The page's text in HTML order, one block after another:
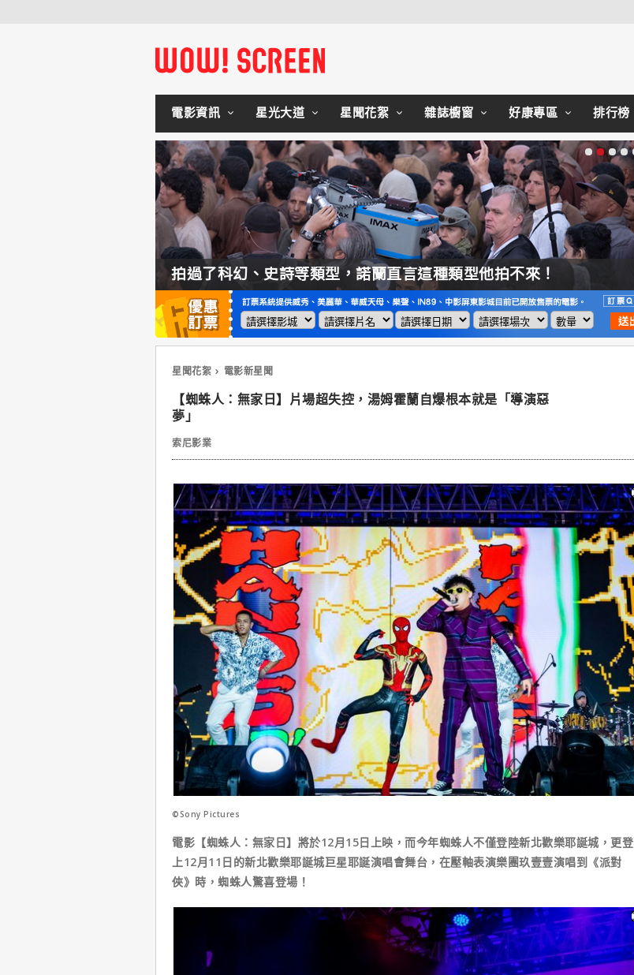
電影資訊 星光大道 星聞花絮 雜誌櫥窗 好康專區 排行榜
拍過了科幻、史詩等類型，諾蘭直言這種類型他拍不來！
星聞花絮 電影新星聞
【蜘蛛人：無家日】片場超失控，湯姆霍蘭自爆根本就是「導演惡
夢」
索尼影業
©Sony Pictures
電影【蜘蛛人：無家日】將於12月15日上映，而今年蜘蛛人不僅登陸新北歡樂耶誕城，更登
上12月11日的新北歡樂耶誕城巨星耶誕演唱會舞台，在壓軸表演樂團玖壹壹演唱到《派對
俠》時，蜘蛛人驚喜登場！